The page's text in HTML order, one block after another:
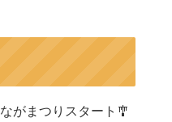
がまつりスタート🎐